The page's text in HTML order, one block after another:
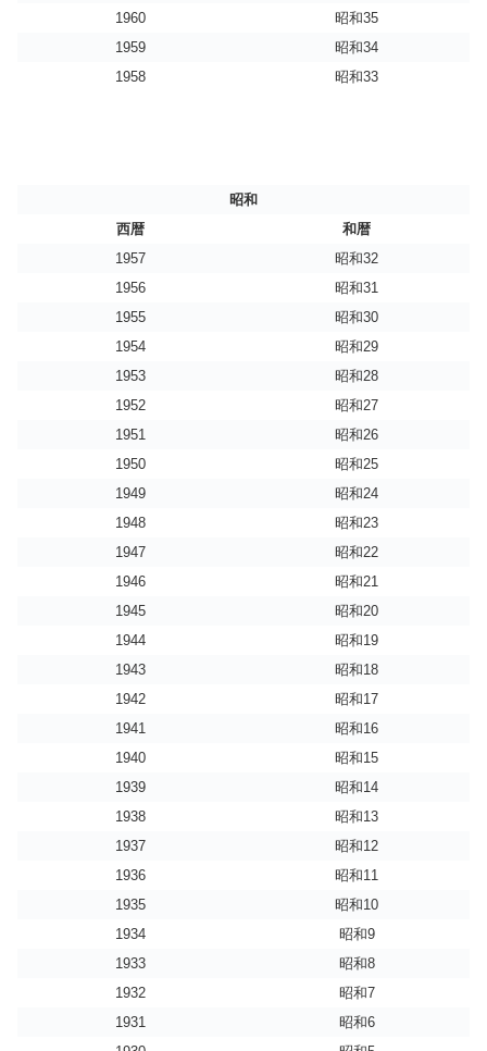
1960
昭和35
1959
昭和34
1958
昭和33
昭和
西暦
和暦
1957
昭和32
1956
昭和31
1955
昭和30
1954
昭和29
1953
昭和28
1952
昭和27
1951
昭和26
1950
昭和25
1949
昭和24
1948
昭和23
1947
昭和22
1946
昭和21
1945
昭和20
1944
昭和19
1943
昭和18
1942
昭和17
1941
昭和16
1940
昭和15
1939
昭和14
1938
昭和13
1937
昭和12
1936
昭和11
1935
昭和10
1934
昭和9
1933
昭和8
1932
昭和7
1931
昭和6